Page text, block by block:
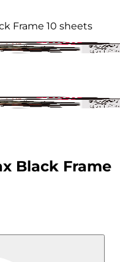
Frame 10 sheets
Black Frame